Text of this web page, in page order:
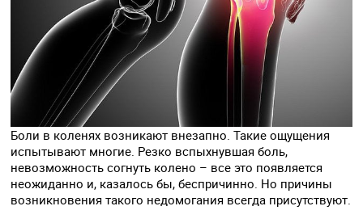
Боли в коленях возникают внезапно. Такие ощущения
испытывают многие. Резко вспыхнувшая боль,
невозможность согнуть колено – все это появляется
неожиданно и, казалось бы, беспричинно. Но причины
возникновения такого недомогания всегда присутствуют.